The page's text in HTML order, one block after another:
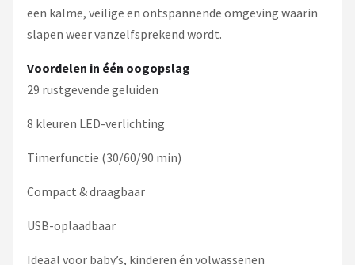
een kalme, veilige en ontspannende omgeving waarin
slapen weer vanzelfsprekend wordt.
Voordelen in één oogopslag
29 rustgevende geluiden
8 kleuren LED-verlichting
Timerfunctie (30/60/90 min)
Compact & draagbaar
USB-oplaadbaar
Ideaal voor baby’s, kinderen én volwassenen